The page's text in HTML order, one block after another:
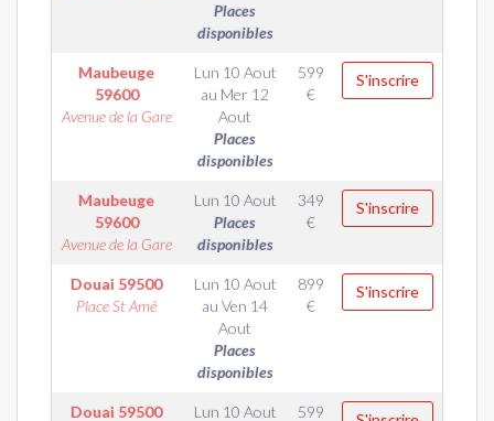
Places
disponibles
Maubeuge
59600
Avenue de la Gare
Lun 10 Aout
au Mer 12
Aout
Places
disponibles
599
€
S'inscrire
Maubeuge
59600
Avenue de la Gare
Lun 10 Aout
Places
disponibles
349
€
S'inscrire
Douai 59500
Place St Amé
Lun 10 Aout
au Ven 14
Aout
Places
disponibles
899
€
S'inscrire
Douai 59500
Lun 10 Aout
599